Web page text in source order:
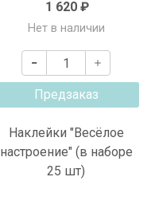
1 620 ₽
Нет в наличии
Предзаказ
Наклейки "Весёлое
настроение" (в наборе
25 шт)